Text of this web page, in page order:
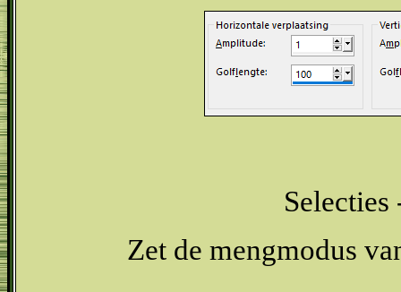
Selecties
Zet de mengmodus